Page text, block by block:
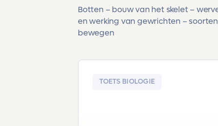
Botten – bouw van het skelet –
en werking van gewrichten –
bewegen
TOETS BIOLOGIE